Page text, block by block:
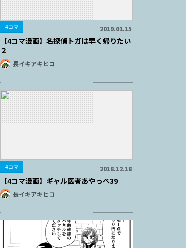
4コマ 2019.01.15
【4コマ漫画】名探偵トガは早く帰りたい
２
長イキアキヒコ
4コマ 2018.12.18
【4コマ漫画】ギャル医者あやっぺ39
長イキアキヒコ